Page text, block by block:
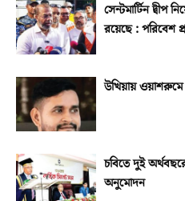
সেন্টমার্টিন দ্বীপ
রয়েছে : পরিবেশ
উখিয়ায়
চবিতে দুই
অনুমোদন